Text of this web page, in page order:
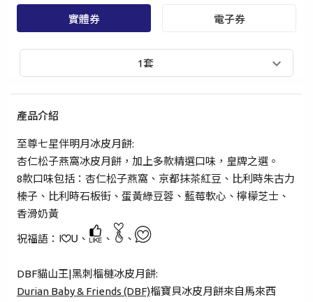
手提電話登入
已驗證之手提電話號碼*
實體券 電子券
1套
產品介紹
至尊七星伴明月冰皮月餅:
杏仁松子燕窩冰皮月餅，加上多款精選口味，皇牌之選。
8款口味包括：杏仁松子燕窩、京都抹茶紅豆、比利時朱古力
榛子、比利時石板街、蛋黃綠豆蓉、藍莓軟心、檸檬芝士、
香滑奶黃
祝福語： 、 、 、
DBF貓山王|黑刺榴槤冰皮月餅:
Durian Baby & Friends (DBF)榴寶貝冰皮月餅來自馬來西